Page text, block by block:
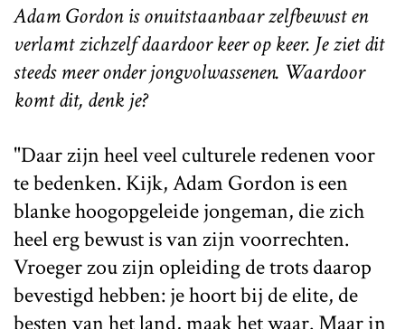
Adam Gordon is onuitstaanbaar zelfbewust en
verlamt zichzelf daardoor keer op keer. Je ziet dit
steeds meer onder jongvolwassenen. Waardoor
komt dit, denk je?
"Daar zijn heel veel culturele redenen voor
te bedenken. Kijk, Adam Gordon is een
blanke hoogopgeleide jongeman, die zich
heel erg bewust is van zijn voorrechten.
Vroeger zou zijn opleiding de trots daarop
bevestigd hebben: je hoort bij de elite, de
besten van het land, maak het waar. Maar in